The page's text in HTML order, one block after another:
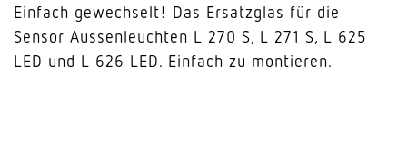
Menge
Einfach gewechselt! Das Ersatzglas für die
Sensor Aussenleuchten L 270 S, L 271 S, L 625
LED und L 626 LED. Einfach zu montieren.